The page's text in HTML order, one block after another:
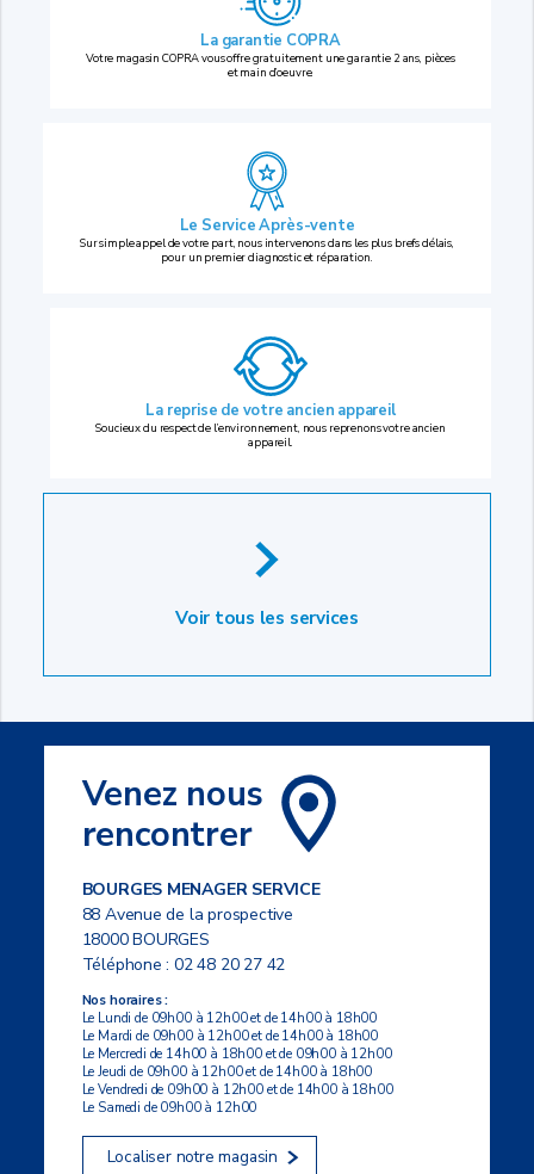
La garantie COPRA
Votre magasin COPRA vous offre gratuitement une garantie 2 ans, pièces
et main d’oeuvre.
Le Service Après-vente
Sur simple appel de votre part, nous intervenons dans les plus brefs délais,
pour un premier diagnostic et réparation.
La reprise de votre ancien appareil
Soucieux du respect de l’environnement, nous reprenons votre ancien
appareil.
Voir tous les services
Venez nous
rencontrer
BOURGES MENAGER SERVICE
88 Avenue de la prospective
18000 BOURGES
Téléphone :02 48 20 27 42
Nos horaires :
Le Lundi de 09h00 à 12h00 et de 14h00 à 18h00
Le Mardi de 09h00 à 12h00 et de 14h00 à 18h00
Le Mercredi de 14h00 à 18h00 et de 09h00 à 12h00
Le Jeudi de 09h00 à 12h00 et de 14h00 à 18h00
Le Vendredi de 09h00 à 12h00 et de 14h00 à 18h00
Le Samedi de 09h00 à 12h00
Localiser notre magasin